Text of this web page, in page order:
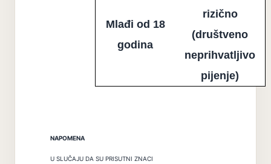
Mlađi od 18
godina
rizično
(društveno
neprihvatljivo
pijenje)
NAPOMENA
U SLUČAJU DA SU PRISUTNI ZNACI